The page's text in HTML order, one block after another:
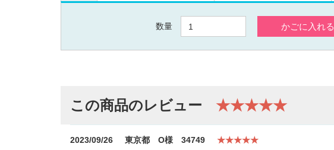
数量 かごに入れる
この商品のレビュー ★★★★★
2023/09/26 東京都 O様 34749 ★★★★★